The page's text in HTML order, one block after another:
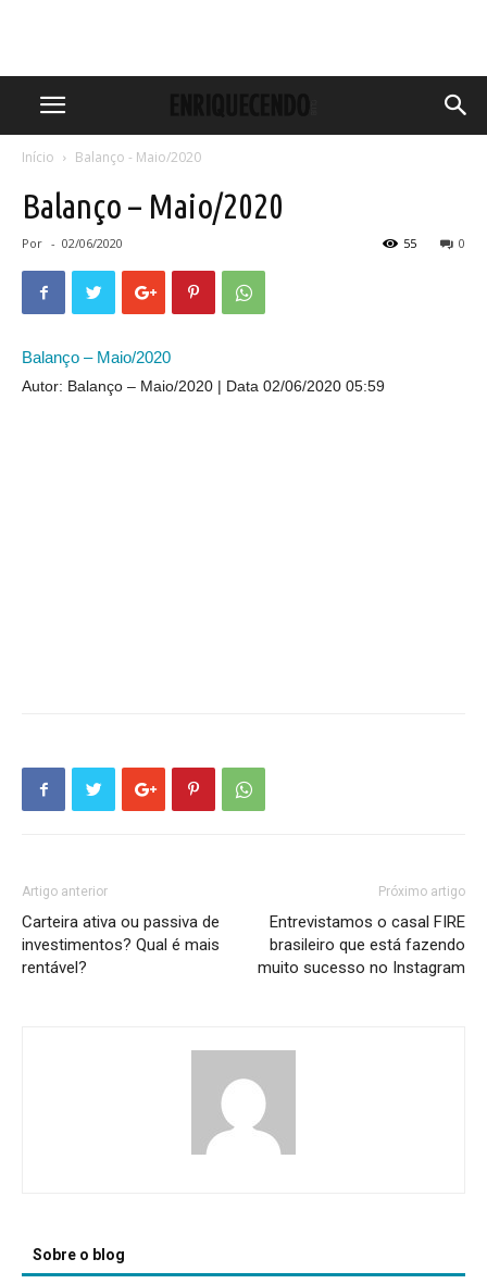
Início Balanço - Maio/2020
Balanço – Maio/2020
Por - 02/06/2020 0
55
Balanço – Maio/2020
Autor: Balanço – Maio/2020 Data 02/06/2020 05:59
Artigo anterior
Carteira ativa ou passiva de
investimentos? Qual é mais
rentável?
Próximo artigo
Entrevistamos o casal FIRE
brasileiro que está fazendo
muito sucesso no Instagram
Sobre o blog